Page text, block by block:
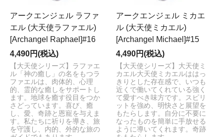
アークエンジェル ラファ
エル (大天使ラファエル)
[Archangel Raphael]#16
4,490円(税込)
【大天使シリーズ】ラファエ
ル「神の癒し」の名をもつラ
ファエルは、肉体的、心理
的、霊的な癒しをサポートし
ます。地球を癒す役目をつか
さどっています。喜び、癒
し、愛、奇跡と恩寵を与えま
す。私たちに祈りを導き、旅
を守護し、内的、外的な旅の
アークエンジェル ミカエ
ル (大天使ミカエル)
[Archangel Michael]#15
4,490円(税込)
【大天使シリーズ】大天使ミ
カエル大天使ミカエルははっ
きりとした存在感で、いつも
近くで働いてくれている強く
て愛すべき味方です。スピリ
ットを強め、明快さと展望を
もたらします。自分に不要に
なったものを簡単に手放せる
ように導いてくれます。奇跡